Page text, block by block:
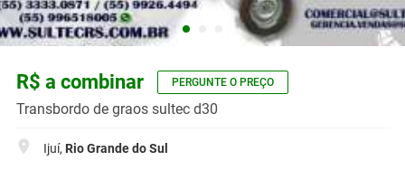
R$ a combinar PERGUNTE O PREÇO
Transbordo de graos sultec d30
Ijuí, Rio Grande do Sul